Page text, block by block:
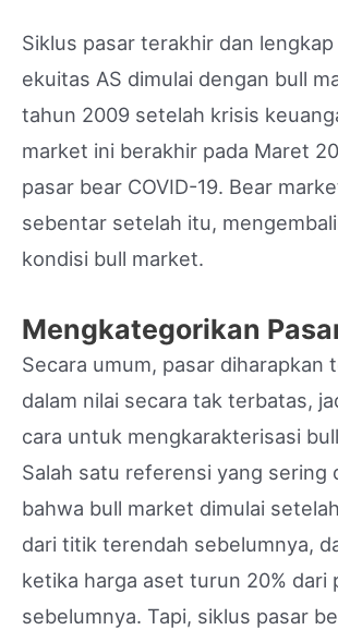
Siklus pasar terakhir dan lengkap
ekuitas AS dimulai dengan bull
tahun 2009 setelah krisis
market ini berakhir pada Maret
pasar bear COVID-19. Bear
sebentar setelah itu,
kondisi bull market.
Mengkategorikan
Secara umum, pasar diharapkan
dalam nilai secara tak terbatas,
cara untuk mengkarakterisasi
Salah satu referensi yang sering
bahwa bull market dimulai
dari titik terendah sebelumnya,
ketika harga aset turun 20% dari
sebelumnya. Tapi, siklus pasar